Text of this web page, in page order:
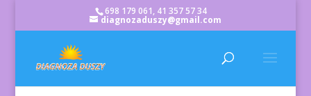
698 179 061, 41 357 57 34
diagnozaduszy@gmail.com